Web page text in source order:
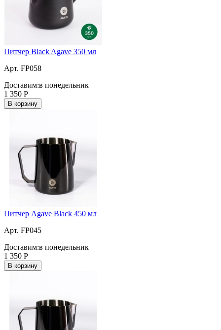
Питчер Black Agave 350 мл
Арт. FP058
Доставим:в понедельник
1 350 Р
В корзину
Питчер Agave Black 450 мл
Арт. FP045
Доставим:в понедельник
1 350 Р
В корзину